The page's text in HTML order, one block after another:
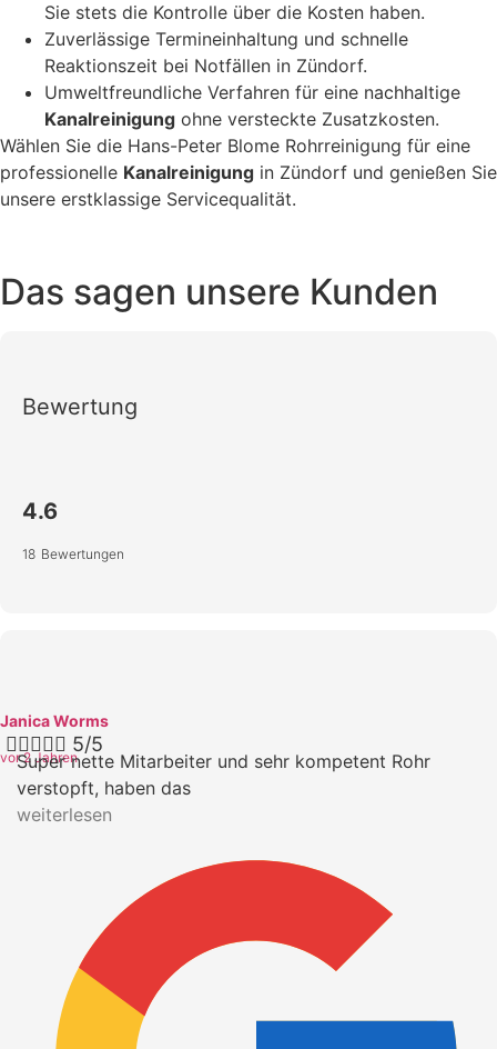
Sie stets die Kontrolle über die Kosten haben.
Zuverlässige Termineinhaltung und schnelle
Reaktionszeit bei Notfällen in Zündorf.
Umweltfreundliche Verfahren für eine nachhaltige
Kanalreinigung ohne versteckte Zusatzkosten.
Wählen Sie die Hans-Peter Blome Rohrreinigung für eine
professionelle Kanalreinigung in Zündorf und genießen Sie
unsere erstklassige Servicequalität.
Das sagen unsere Kunden
Bewertung
4.6
18 Bewertungen
Janica Worms
vor 2 Jahren
 5/5
Super nette Mitarbeiter und sehr kompetent Rohr
verstopft, haben das
weiterlesen